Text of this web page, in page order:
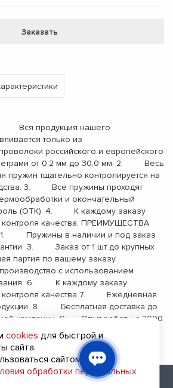
Заказать
Вся продукция нашего
только из
российского и европейского
от 0,2 мм до 30,0 мм. 2. Весь
пружин тщательно контролируется на
3. Все пружины проходят
и окончательный
(ОТК). 4. К каждому заказу
контроля качества. ПРЕИМУЩЕСТВА
Пружины в наличии и под заказ
3. Заказ от 1 шт до крупных
по вашему заказу
с использованием
6. К каждому заказу
контроля качества 7. Ежедневная
8. Бесплатная доставка до
компании 9. Опыт работы с 2000
(с) Все права защищены
cookies для быстрой и
сайта.
сайтом, вы
обработки персональных